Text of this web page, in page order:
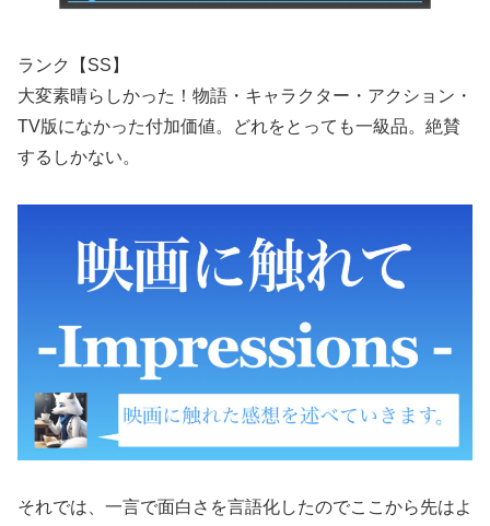
ランク【SS】
大変素晴らしかった！物語・キャラクター・アクション・
TV版になかった付加価値。どれをとっても一級品。絶賛
するしかない。
それでは、一言で面白さを言語化したのでここから先はよ